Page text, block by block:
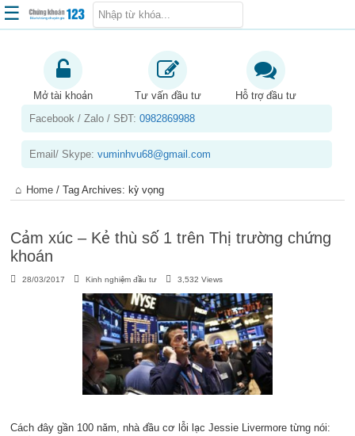
Trang chủ
Kiến thức chứng khoán
Kinh nghiệm đầu tư
Sản phẩm – dịch vụ
Chứng khoán phái sinh
☰
Mở tài khoản Tư vấn đầu tư
Hỗ trợ đầu tư
Facebook / Zalo / SĐT:0982869988
Email/ Skype:vuminhvu68@gmail.com
Home /Tag Archives: kỳ vọng
Cảm xúc – Kẻ thù số 1 trên Thị trường chứng
khoán
28/03/2017 Kinh nghiệm đầu tư 3,532 Views
Cách đây gần 100 năm, nhà đầu cơ lỗi lạc Jessie Livermore từng nói: